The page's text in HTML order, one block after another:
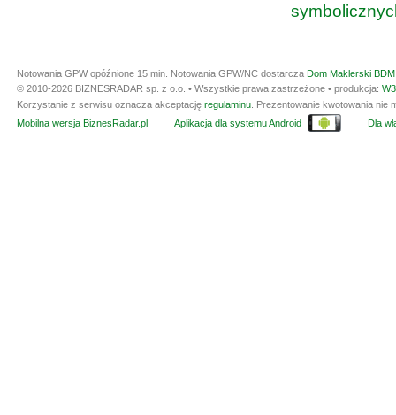
Notowania GPW opóźnione 15 min. Notowania GPW/NC dostarcza Dom Maklerski
© 2010-2026 BIZNESRADAR sp. z o.o. • Wszystkie prawa zastrzeżone • produkcja:
Korzystanie z serwisu oznacza akceptację regulaminu. Prezentowanie kwotowania nie
Mobilna wersja BiznesRadar.pl
Aplikacja dla systemu Android Dla